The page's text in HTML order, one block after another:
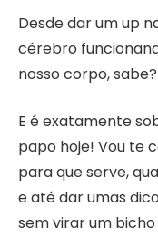
Desde dar um up
cérebro
nosso corpo,
E é exatamente
papo hoje! Vou te
para que serve,
e até dar umas
sem virar um